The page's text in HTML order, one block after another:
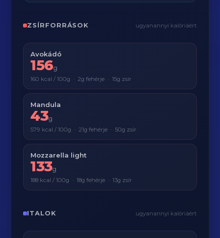
ZSÍRFORRÁSOK ugyanannyi kalóriáért
Avokádó
156g
160 kcal / 100g · 2g fehérje · 15g zsír
Mandula
43g
579 kcal / 100g · 21g fehérje · 50g zsír
Mozzarella light
133g
188 kcal / 100g · 18g fehérje · 13g zsír
ITALOK ugyanannyi kalóriáért